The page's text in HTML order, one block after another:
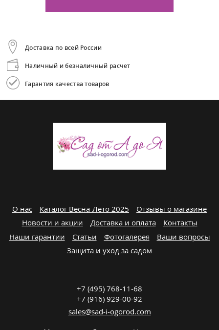
Доставка по всей России
Наличный и безналичный расчет
Гарантия качества товаров
О нас Каталог Весна-Лето 2025
Отзывы о магазине
Новости и акции
Доставка и оплата
Контакты
Наши гарантии
Статьи Фотогалерея
Ваши вопросы
Защита и уход за садом
+7 (495) 768-11-68
+7 (916) 929-00-92
sales@sad-i-ogorod.com